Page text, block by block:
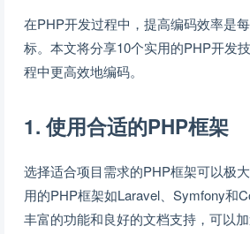
在PHP开发过程中，提高编码效率是
标。本文将分享10个实用的PHP开发
程中更高效地编码。
1. 使用合适的PHP框架
选择适合项目需求的PHP框架可以极
用的PHP框架如Laravel、Symfony和
丰富的功能和良好的文档支持，可以加